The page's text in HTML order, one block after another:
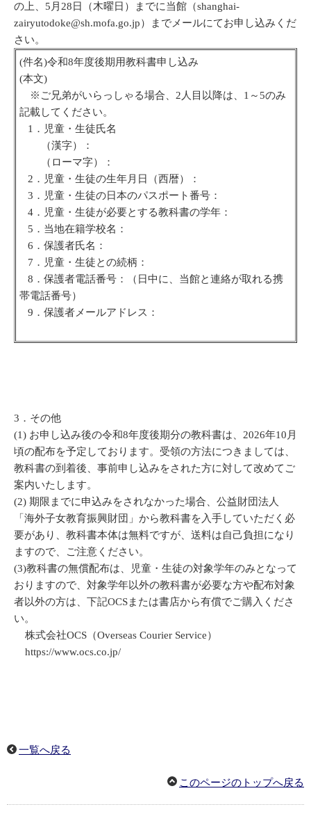
の上、5月28日（木曜日）までに当館（shanghai-
zairyutodoke@sh.mofa.go.jp）までメールにてお申し込みくだ
さい。
(件名)令和8年度後期用教科書申し込み
(本文)
※ご兄弟がいらっしゃる場合、2人目以降は、1～5のみ
記載してください。
1．児童・生徒氏名
（漢字）：
（ローマ字）：
2．児童・生徒の生年月日（西暦）：
3．児童・生徒の日本のパスポート番号：
4．児童・生徒が必要とする教科書の学年：
5．当地在籍学校名：
6．保護者氏名：
7．児童・生徒との続柄：
8．保護者電話番号：（日中に、当館と連絡が取れる携
帯電話番号）
9．保護者メールアドレス：
3．その他
(1) お申し込み後の令和8年度後期分の教科書は、2026年10月
頃の配布を予定しております。受領の方法につきましては、
教科書の到着後、事前申し込みをされた方に対して改めてご
案内いたします。
(2) 期限までに申込みをされなかった場合、公益財団法人
「海外子女教育振興財団」から教科書を入手していただく必
要があり、教科書本体は無料ですが、送料は自己負担になり
ますので、ご注意ください。
(3)教科書の無償配布は、児童・生徒の対象学年のみとなって
おりますので、対象学年以外の教科書が必要な方や配布対象
者以外の方は、下記OCSまたは書店から有償でご購入くださ
い。
株式会社OCS（Overseas Courier Service）
https://www.ocs.co.jp/
一覧へ戻る
このページのトップへ戻る